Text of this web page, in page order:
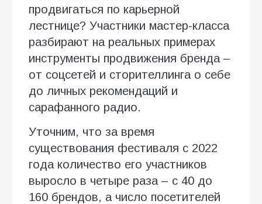
продвигаться по карьерной
лестнице? Участники мастер-класса
разбирают на реальных примерах
инструменты продвижения бренда –
от соцсетей и сторителлинга о себе
до личных рекомендаций и
сарафанного радио.
Уточним, что за время
существования фестиваля с 2022
года количество его участников
выросло в четыре раза – с 40 до
160 брендов, а число посетителей